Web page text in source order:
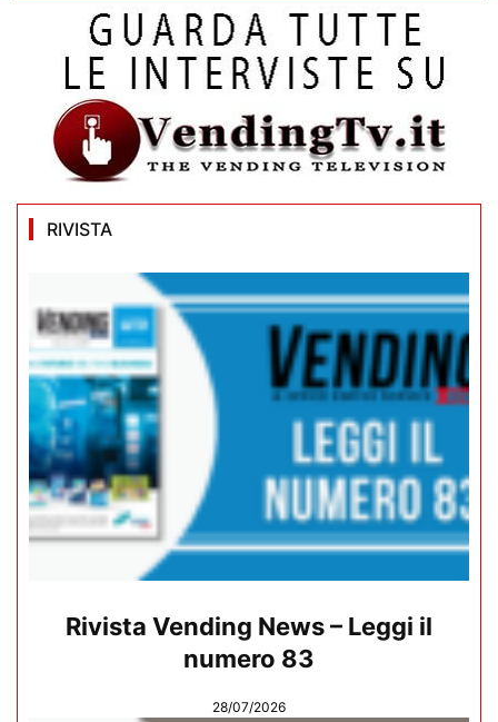
RIVISTA
Rivista Vending News – Leggi il
numero 83
28/07/2026